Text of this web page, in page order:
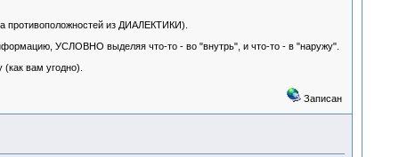
из ДИАЛЕКТИКИ).
УСЛОВНО выделяя что-то - во "внутрь", и что-то - в "наружу".
вам угодно).
Записан